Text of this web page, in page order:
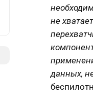
не
данных,